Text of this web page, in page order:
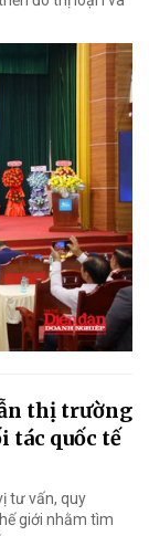
thị trường
tác quốc tế
tư vấn, quy
giới nhằm tìm